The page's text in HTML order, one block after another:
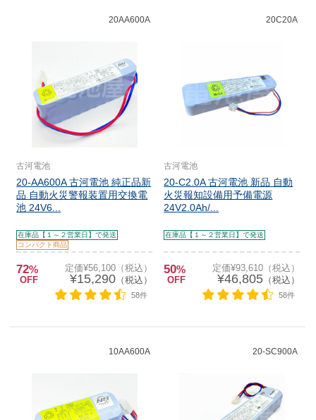
20AA600A
古河電池
20-AA600A 古河電池 純正品新
品 自動火災警報装置用交換電
池 24V6...
在庫品【１～２営業日】で発送
コンパクト商品
72%
OFF
定価¥56,100（税込）
¥15,290（税込）
58件
20C20A
古河電池
20-C2.0A 古河電池 新品 自動
火災報知設備用予備電源
24V2.0Ah/...
在庫品【１～２営業日】で発送
50%
OFF
定価¥93,610（税込）
¥46,805（税込）
58件
10AA600A 20-SC900A